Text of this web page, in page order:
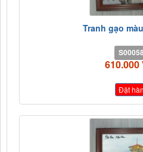
Tranh gạo
610.000
Đặt